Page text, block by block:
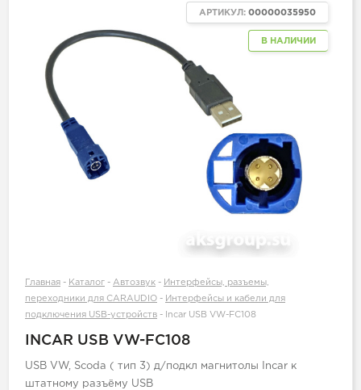
В НАЛИЧИИ
АРТИКУЛ: 00000035950
Главная - Каталог - Автозвук - Интерфейсы, разъемы,
переходники для CARAUDIO - Интерфейсы и кабели для
подключения USB-устройств - Incar USB VW-FC108
INCAR USB VW-FC108
USB VW, Scoda ( тип 3) д/подкл магнитолы Incar к
штатному разъёму USB